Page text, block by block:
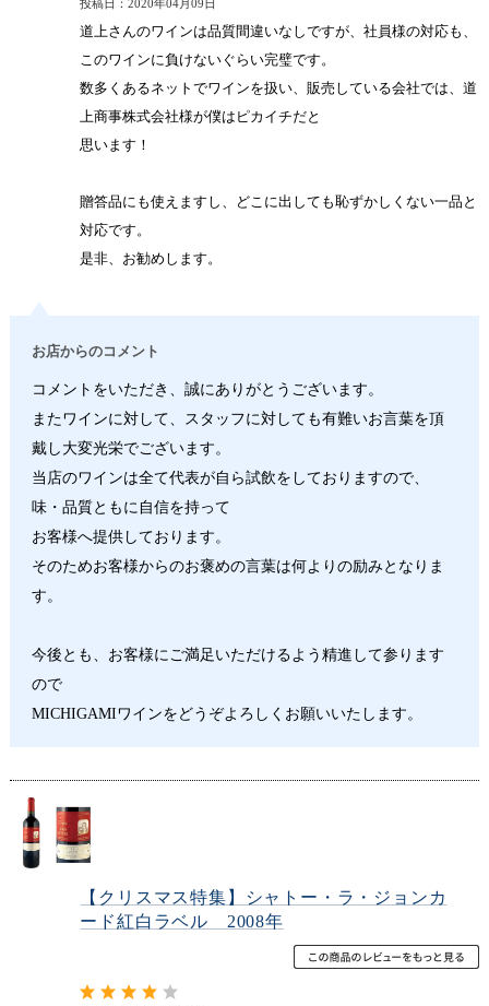
投稿日：2020年04月09日
道上さんのワインは品質間違いなしですが、社員様の対応も、
このワインに負けないぐらい完璧です。
数多くあるネットでワインを扱い、販売している会社では、道
上商事株式会社様が僕はピカイチだと
思います！
贈答品にも使えますし、どこに出しても恥ずかしくない一品と
対応です。
是非、お勧めします。
お店からのコメント
コメントをいただき、誠にありがとうございます。
またワインに対して、スタッフに対しても有難いお言葉を頂
戴し大変光栄でございます。
当店のワインは全て代表が自ら試飲をしておりますので、
味・品質ともに自信を持って
お客様へ提供しております。
そのためお客様からのお褒めの言葉は何よりの励みとなりま
す。
今後とも、お客様にご満足いただけるよう精進して参ります
ので
MICHIGAMIワインをどうぞよろしくお願いいたします。
【クリスマス特集】シャトー・ラ・ジョンカ
ード紅白ラベル 2008年